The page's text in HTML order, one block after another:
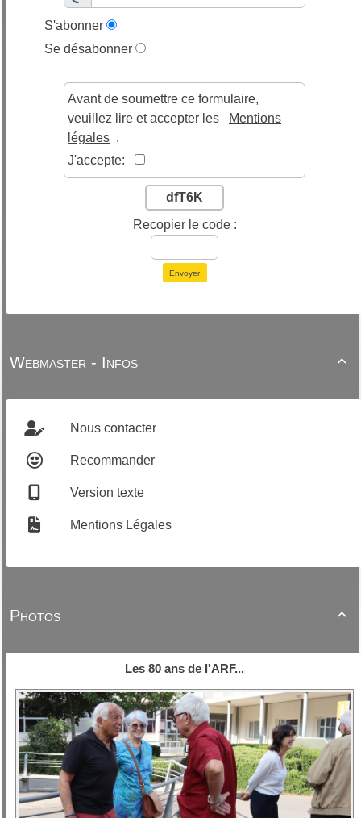
S'abonner
Se désabonner
Avant de soumettre ce formulaire,
veuillez lire et accepter les
Mentions
légales .
J'accepte:
dfT6K
Recopier le code :
Envoyer

Webmaster - Infos
Nous contacter
Recommander
Version texte
Mentions Légales

Photos
Les 80 ans de l'ARF...